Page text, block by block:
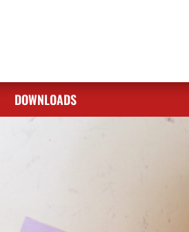
DOWNLOADS